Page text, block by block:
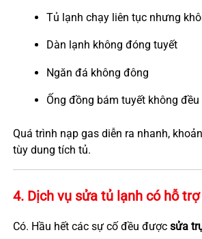
Tủ lạnh chạy liên tục nhưng
Dàn lạnh không đóng tuyết
Ngăn đá không đông
Ống đồng bám tuyết không đều
Quá trình nạp gas diễn ra nhanh,
tùy dung tích tủ.
4. Dịch vụ sửa tủ lạnh có hỗ
Có. Hầu hết các sự cố đều được sửa